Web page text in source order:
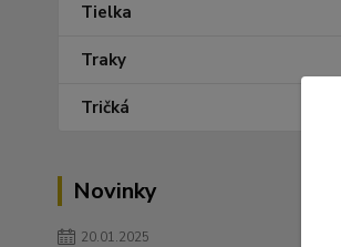
Tielka
Traky
Tričká
Novinky
20.01.2025